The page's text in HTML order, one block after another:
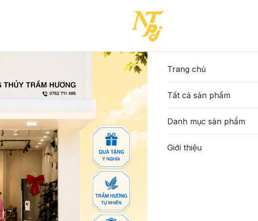
38-PKLT-XANH NAVY-Giỏ đeo vai da đan-(A866T626)
1.450.000đ
Số lượng
Thêm giỏ hàng
Trang chủ
Tất cả sản phẩm
Danh mục sản phẩm
Giới thiệu